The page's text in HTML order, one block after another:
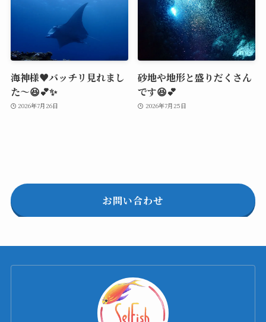
海神様♥️バッチリ見れまし
た～😆💕✨
2026年7月26日
砂地や地形と盛りだくさん
です😆💕
2026年7月25日
お問い合わせ